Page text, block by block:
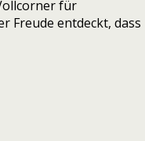
für
Freude entdeckt, dass